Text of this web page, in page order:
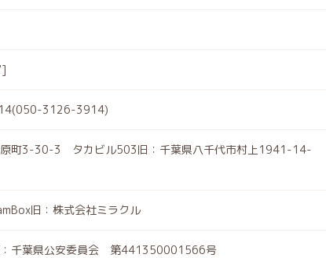
3126-3914)
原町3-30-3 タカビル503旧：千葉県八千代市村上1941-14-
旧：株式会社ミラクル
：千葉県公安委員会 第441350001566号